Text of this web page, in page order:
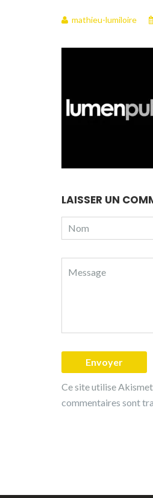
mathieu-lumiloire
LAISSER UN
Ce site utilise
commentaires sont